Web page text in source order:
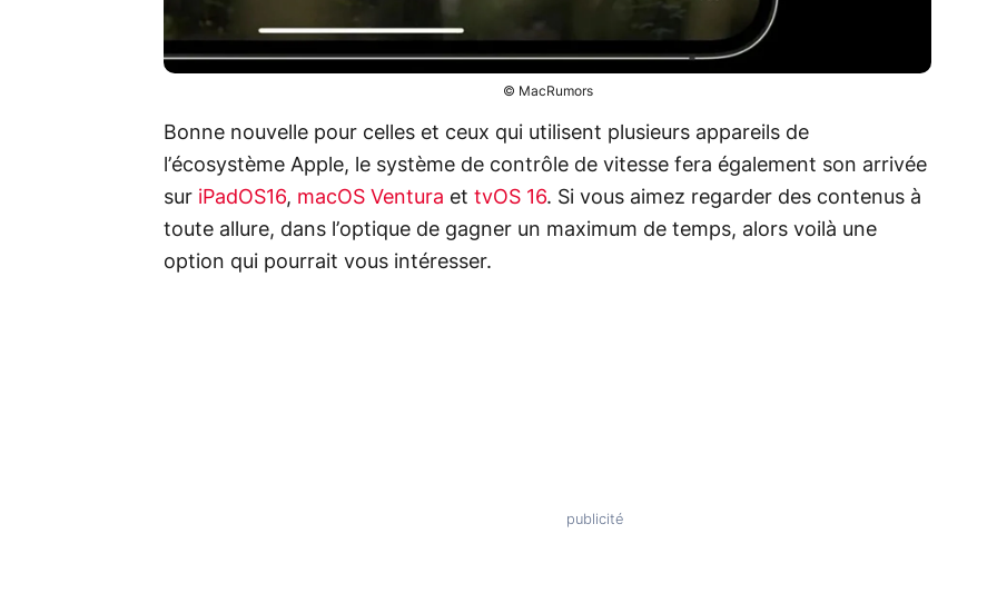
© MacRumors
Bonne nouvelle pour celles et ceux qui utilisent plusieurs appareils de
l’écosystème Apple, le système de contrôle de vitesse fera également son arrivée
sur iPadOS16, macOS Ventura et tvOS 16. Si vous aimez regarder des contenus à
toute allure, dans l’optique de gagner un maximum de temps, alors voilà une
option qui pourrait vous intéresser.